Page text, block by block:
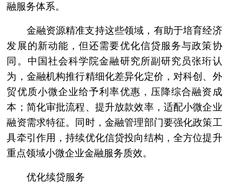
融服务体系。
金融资源精准支持这些领域，有助于培育经济
发展的新动能，但还需要优化信贷服务与政策协
同。中国社会科学院金融研究所副研究员张珩认
为，金融机构推行精细化差异化定价，对科创、外
贸优质小微企业给予利率优惠，压降综合融资成
本；简化审批流程、提升放款效率，适配小微企业
融资需求特征。同时，金融管理部门要强化政策工
具牵引作用，持续优化信贷投向结构，全方位提升
重点领域小微企业金融服务质效。
优化续贷服务